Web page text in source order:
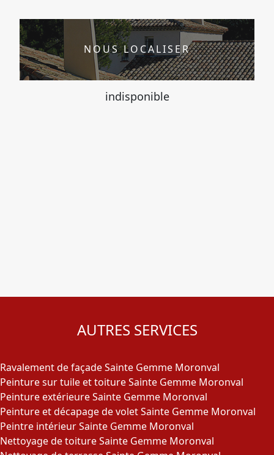
NOUS LOCALISER
indisponible
AUTRES SERVICES
Ravalement de façade Sainte Gemme Moronval
Peinture sur tuile et toiture Sainte Gemme Moronval
Peinture extérieure Sainte Gemme Moronval
Peinture et décapage de volet Sainte Gemme Moronval
Peintre intérieur Sainte Gemme Moronval
Nettoyage de toiture Sainte Gemme Moronval